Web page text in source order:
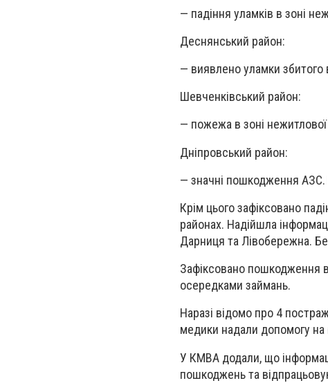
— падіння уламків в зоні
Деснянський район:
— виявлено уламки збитого
Шевченківський район:
— пожежа в зоні
Дніпровський район:
— значні пошкодження АЗС.
Крім цього зафіксовано
районах. Надійшла
Дарниця та Лівобережна.
Зафіксовано пошкодження
осередками займань.
Наразі відомо про 4
медики надали допомогу на
У КМВА додали, що
пошкоджень та